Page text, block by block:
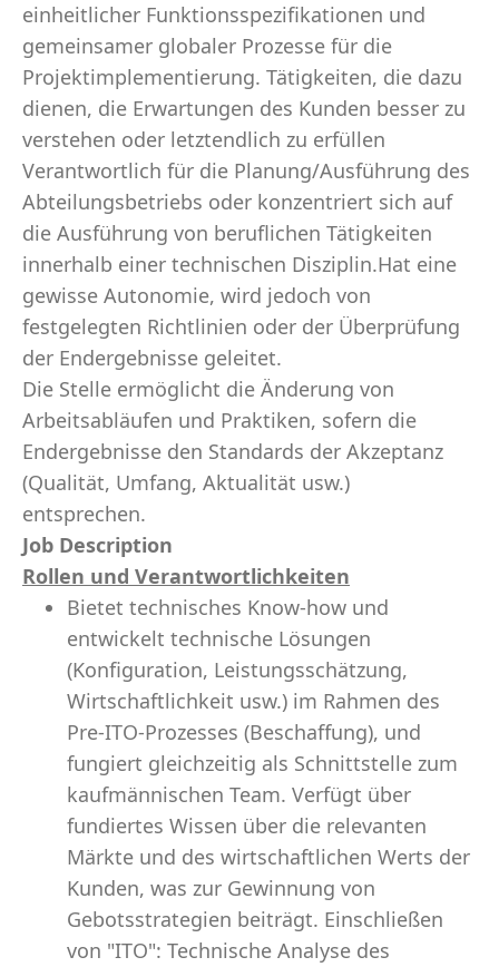
einheitlicher Funktionsspezifikationen und
gemeinsamer globaler Prozesse für die
Projektimplementierung. Tätigkeiten, die dazu
dienen, die Erwartungen des Kunden besser zu
verstehen oder letztendlich zu erfüllen
Verantwortlich für die Planung/Ausführung des
Abteilungsbetriebs oder konzentriert sich auf
die Ausführung von beruflichen Tätigkeiten
innerhalb einer technischen Disziplin.Hat eine
gewisse Autonomie, wird jedoch von
festgelegten Richtlinien oder der Überprüfung
der Endergebnisse geleitet.
Die Stelle ermöglicht die Änderung von
Arbeitsabläufen und Praktiken, sofern die
Endergebnisse den Standards der Akzeptanz
(Qualität, Umfang, Aktualität usw.)
entsprechen.
Job Description
Rollen und Verantwortlichkeiten
Bietet technisches Know-how und
entwickelt technische Lösungen
(Konfiguration, Leistungsschätzung,
Wirtschaftlichkeit usw.) im Rahmen des
Pre-ITO-Prozesses (Beschaffung), und
fungiert gleichzeitig als Schnittstelle zum
kaufmännischen Team. Verfügt über
fundiertes Wissen über die relevanten
Märkte und des wirtschaftlichen Werts der
Kunden, was zur Gewinnung von
Gebotsstrategien beiträgt. Einschließen
von "ITO": Technische Analyse des